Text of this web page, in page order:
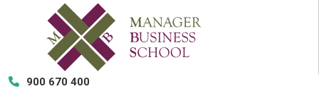
900 670 400